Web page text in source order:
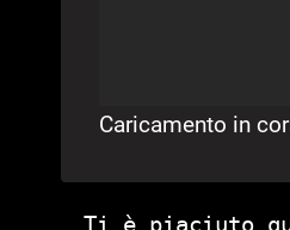
Caricamento in
Ti è piaciuto